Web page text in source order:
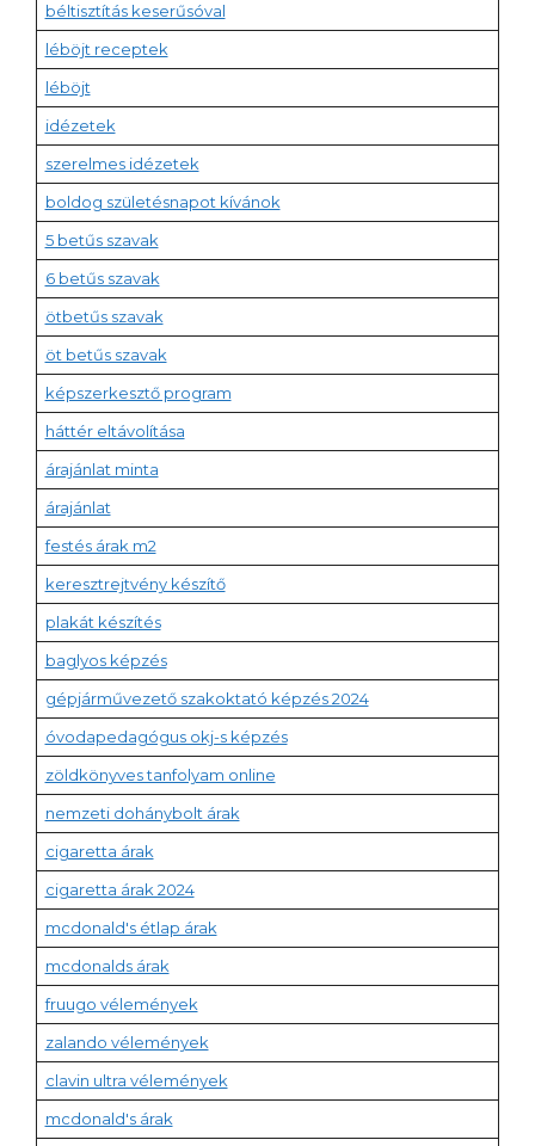
béltisztítás keserűsóval
léböjt receptek
léböjt
idézetek
szerelmes idézetek
boldog születésnapot kívánok
5 betűs szavak
6 betűs szavak
ötbetűs szavak
öt betűs szavak
képszerkesztő program
háttér eltávolítása
árajánlat minta
árajánlat
festés árak m2
keresztrejtvény készítő
plakát készítés
baglyos képzés
gépjárművezető szakoktató képzés 2024
óvodapedagógus okj-s képzés
zöldkönyves tanfolyam online
nemzeti dohánybolt árak
cigaretta árak
cigaretta árak 2024
mcdonald's étlap árak
mcdonalds árak
fruugo vélemények
zalando vélemények
clavin ultra vélemények
mcdonald's árak